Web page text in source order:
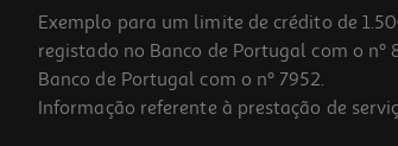
Exemplo para um limite de crédito de
registado no Banco de Portugal com o
Banco de Portugal com o nº 7952.
Informação referente à prestação de